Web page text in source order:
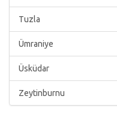
Tuzla
Ümraniye
Üsküdar
Zeytinburnu